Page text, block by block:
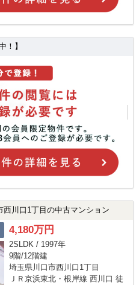
！】
西川口1丁目の中古マンション
4,180万円
2SLDK / 1997年
9階/12階建
埼玉県川口市西川口1丁目
ＪＲ京浜東北・根岸線 西川口 徒